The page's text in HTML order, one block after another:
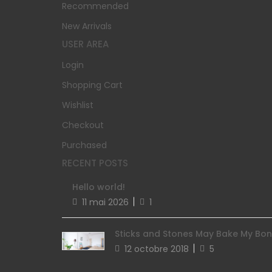
Recommended
New Arrivals
USER AREA
Login
Shopping Cart
Wishlist
Checkout
Purchased
RECENT POSTS
Hello world!
11 mai 2026
1
Sticks and Stones May Bake My
12 octobre 2018
5